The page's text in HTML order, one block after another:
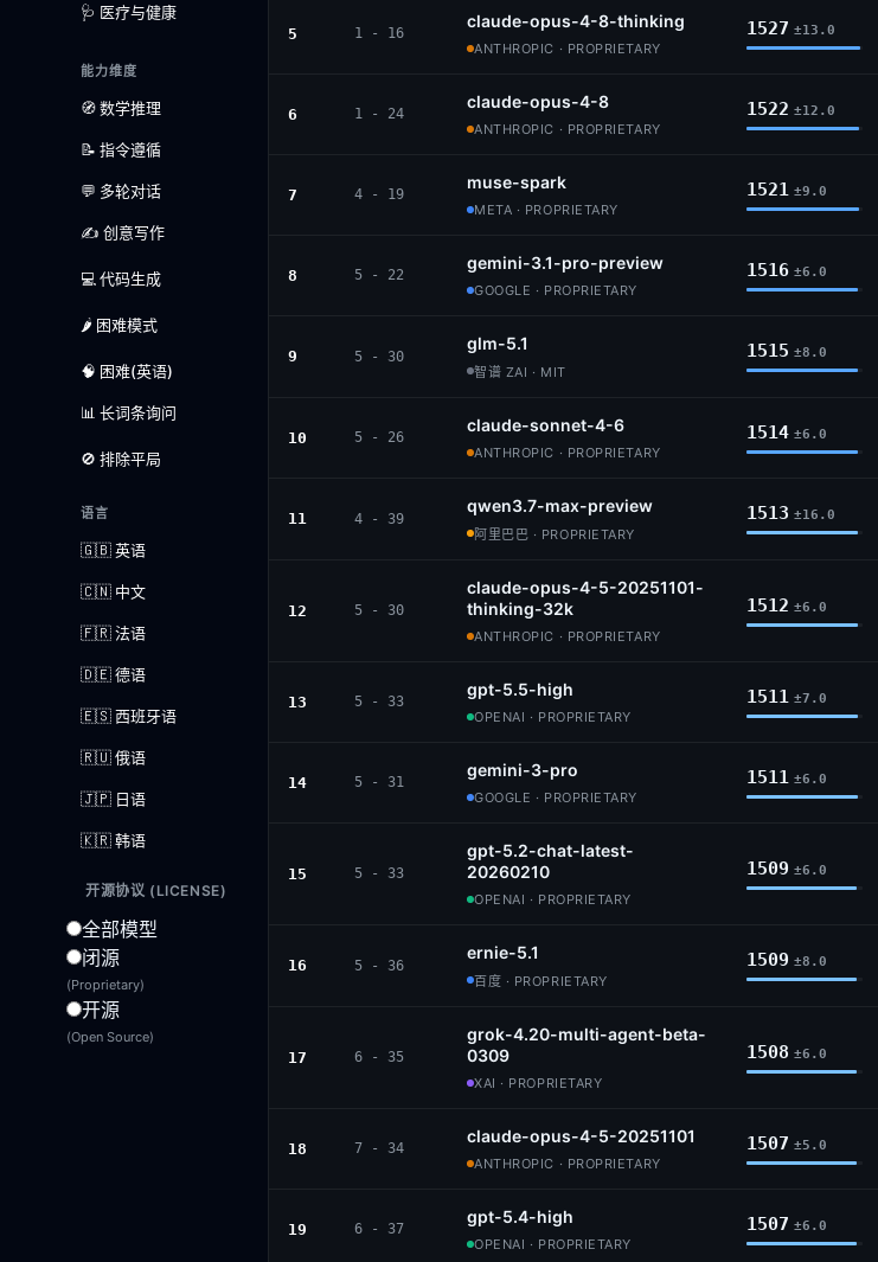
🩺 医疗与健康
能力维度
🧭 数学推理
📝 指令遵循
💬 多轮对话
✍️ 创意写作
💻 代码生成
🌶️ 困难模式
🧠 困难(英语)
📊 长词条询问
🚫 排除平局
语言
🇬🇧 英语
🇨🇳 中文
🇫🇷 法语
🇩🇪 德语
🇪🇸 西班牙语
🇷🇺 俄语
🇯🇵 日语
🇰🇷 韩语
开源协议 (LICENSE)
全部模型
闭源
(Proprietary)
开源
(Open Source)
5 1 - 16
claude-opus-4-8-thinking
ANTHROPIC · PROPRIETARY
1527 ±13.0
6 1 - 24
claude-opus-4-8
ANTHROPIC · PROPRIETARY
1522 ±12.0
7 4 - 19
muse-spark
META · PROPRIETARY
1521 ±9.0
8 5 - 22
gemini-3.1-pro-preview
GOOGLE · PROPRIETARY
1516 ±6.0
9 5 - 30
glm-5.1
智谱 ZAI · MIT
1515 ±8.0
10 5 - 26
claude-sonnet-4-6
ANTHROPIC · PROPRIETARY
1514 ±6.0
11 4 - 39
qwen3.7-max-preview
阿里巴巴 · PROPRIETARY
1513 ±16.0
12 5 - 30
claude-opus-4-5-20251101-
thinking-32k
ANTHROPIC · PROPRIETARY
1512 ±6.0
13 5 - 33
gpt-5.5-high
OPENAI · PROPRIETARY
1511 ±7.0
14 5 - 31
gemini-3-pro
GOOGLE · PROPRIETARY
1511 ±6.0
15 5 - 33
gpt-5.2-chat-latest-
20260210
OPENAI · PROPRIETARY
1509 ±6.0
16 5 - 36
ernie-5.1
百度 · PROPRIETARY
1509 ±8.0
17 6 - 35
grok-4.20-multi-agent-beta-
0309
XAI · PROPRIETARY
1508 ±6.0
18 7 - 34
claude-opus-4-5-20251101
ANTHROPIC · PROPRIETARY
1507 ±5.0
19 6 - 37
gpt-5.4-high
OPENAI · PROPRIETARY
1507 ±6.0